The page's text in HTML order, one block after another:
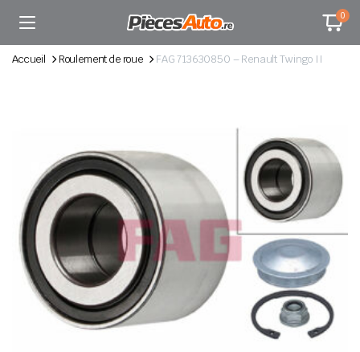
0
Accueil Roulement de roue FAG 713630850 – Renault Twingo II